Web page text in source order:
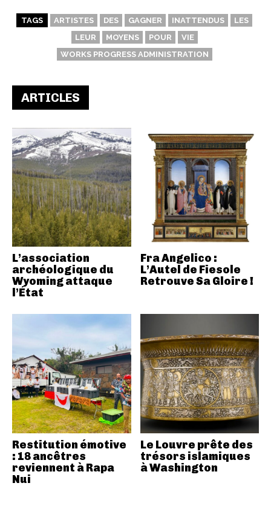
TAGS ARTISTES DES GAGNER INATTENDUS
LES
LEUR
MOYENS POUR
VIE
WORKS PROGRESS ADMINISTRATION
ARTICLES
L’association
archéologique du
Wyoming attaque
l’État
Fra Angelico :
L’Autel de Fiesole
Retrouve Sa Gloire !
Restitution émotive
: 18 ancêtres
reviennent à Rapa
Nui
Le Louvre prête des
trésors islamiques
à Washington